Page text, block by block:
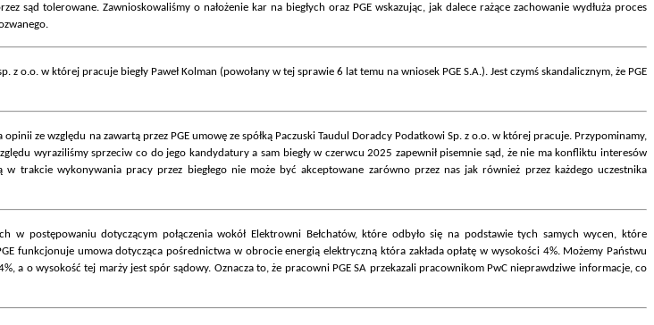
sąd tolerowane. Zawnioskowaliśmy o nałożenie kar na biegłych oraz PGE wskazując, jak dalece rażące zachowanie wydłuża proces
z o.o. w której pracuje biegły Paweł Kolman (powołany w tej sprawie 6 lat temu na wniosek PGE S.A.). Jest czymś skandalicznym, że PGE
opinii ze względu na zawartą przez PGE umowę ze spółką Paczuski Taudul Doradcy Podatkowi Sp. z o.o. w której pracuje. Przypominamy,
wyraziliśmy sprzeciw co do jego kandydatury a sam biegły w czerwcu 2025 zapewnił pisemnie sąd, że nie ma konfliktu interesów
trakcie wykonywania pracy przez biegłego nie może być akceptowane zarówno przez nas jak również przez każdego uczestnika
w postępowaniu dotyczącym połączenia wokół Elektrowni Bełchatów, które odbyło się na podstawie tych samych wycen, które
funkcjonuje umowa dotycząca pośrednictwa w obrocie energią elektryczną która zakłada opłatę w wysokości 4%. Możemy Państwu
a o wysokość tej marży jest spór sądowy. Oznacza to, że pracowni PGE SA przekazali pracownikom PwC nieprawdziwe informacje, co